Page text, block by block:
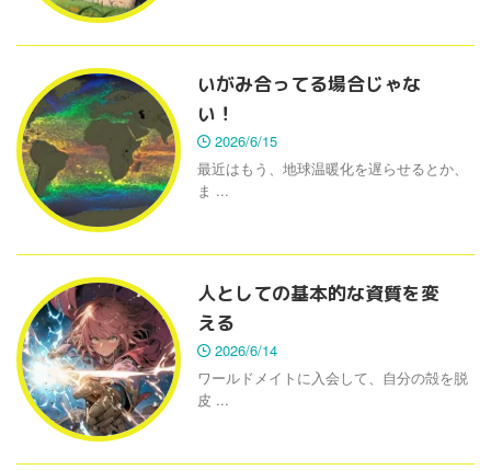
いがみ合ってる場合じゃな
い！
2026/6/15
最近はもう、地球温暖化を遅らせるとか、
ま ...
人としての基本的な資質を変
える
2026/6/14
ワールドメイトに入会して、自分の殻を脱
皮 ...